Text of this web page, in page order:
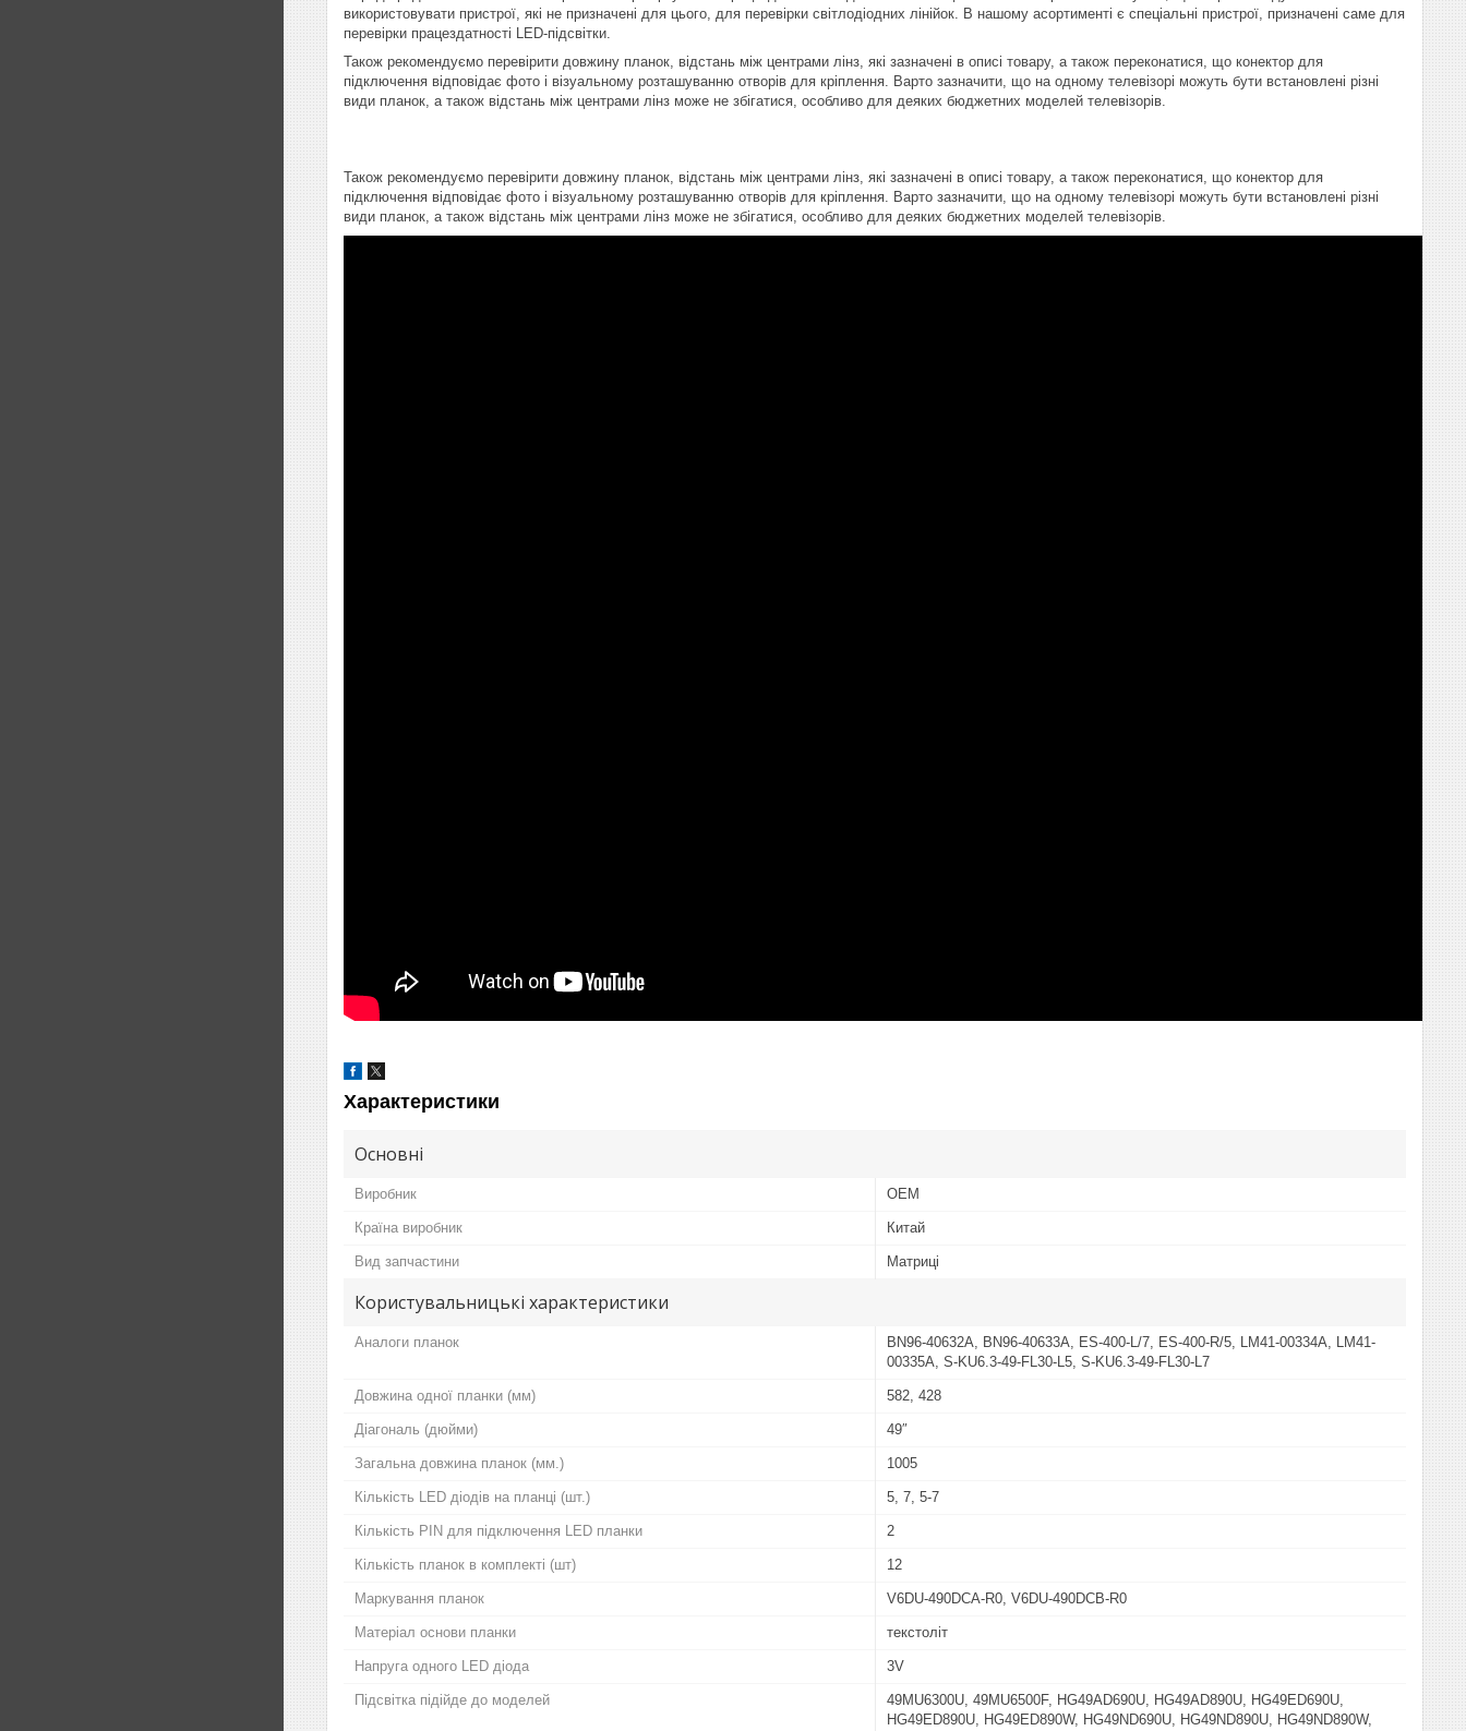
використовувати пристрої, які не призначені для цього, для перевірки світлодіодних лінійок. В нашому асортименті є спеціальні пристрої, призначені саме для
перевірки працездатності LED-підсвітки.
Також рекомендуємо перевірити довжину планок, відстань між центрами лінз, які зазначені в описі товару, а також переконатися, що конектор для
підключення відповідає фото і візуальному розташуванню отворів для кріплення. Варто зазначити, що на одному телевізорі можуть бути встановлені різні
види планок, а також відстань між центрами лінз може не збігатися, особливо для деяких бюджетних моделей телевізорів.
Також рекомендуємо перевірити довжину планок, відстань між центрами лінз, які зазначені в описі товару, а також переконатися, що конектор для
підключення відповідає фото і візуальному розташуванню отворів для кріплення. Варто зазначити, що на одному телевізорі можуть бути встановлені різні
види планок, а також відстань між центрами лінз може не збігатися, особливо для деяких бюджетних моделей телевізорів.
Характеристики
Основні
Виробник OEM
Країна виробник Китай
Вид запчастини Матриці
Користувальницькі характеристики
Аналоги планок
BN96-40632A, BN96-40633A, ES-400-L/7, ES-400-R/5, LM41-00334A, LM41-
00335A, S-KU6.3-49-FL30-L5, S-KU6.3-49-FL30-L7
Довжина одної планки (мм) 582, 428
Діагональ (дюйми) 49″
Загальна довжина планок (мм.) 1005
Кількість LED діодів на планці (шт.) 5, 7, 5-7
Кількість PIN для підключення LED планки 2
Кількість планок в комплекті (шт) 12
Маркування планок V6DU-490DCA-R0, V6DU-490DCB-R0
Матеріал основи планки текстоліт
Напруга одного LED діода 3V
Підсвітка підійде до моделей
49MU6300U, 49MU6500F, HG49AD690U, HG49AD890U, HG49ED690U,
HG49ED890U, HG49ED890W, HG49ND690U, HG49ND890U, HG49ND890W,